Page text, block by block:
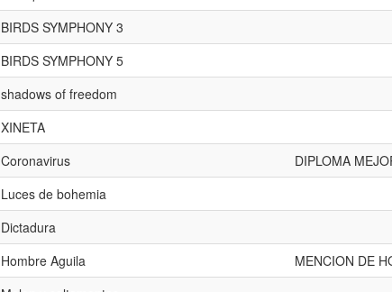
BIRDS SYMPHONY 3
BIRDS SYMPHONY 5
shadows of freedom
XINETA
Coronavirus
DIPLOMA
Luces de bohemia
Dictadura
Hombre Aguila
MENCION DE